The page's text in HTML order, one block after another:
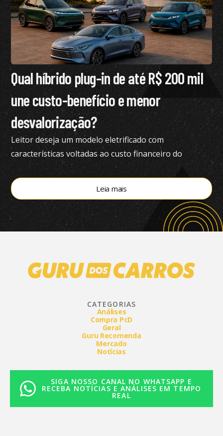
Qual híbrido plug-in de até R$ 200 mil
une custo-benefício e menor
desvalorização?
Leitor deseja um modelo eletrificado com
características voltadas ao custo financeiro do
produto e pediu nossa análise completa
Leia mais
CATEGORIAS
Análises
Compra PcD
Geral
Guru Recomenda
Mercado
Notícias
SIGA NOSSO CANAL NO WHATSAPP E
RECEBA NOTÍCIAS E ANÁLISES EM TEMPO
REAL